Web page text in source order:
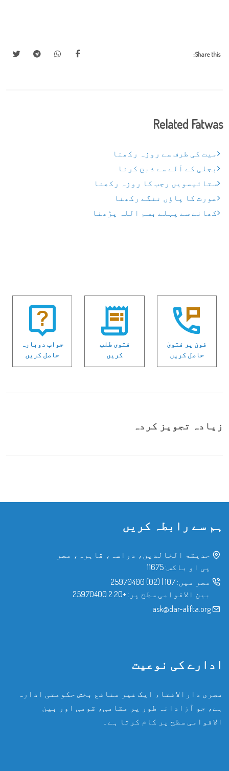
Share this:
Related Fatwas
میت کی طرف سے روزہ رکھنا
بجلی کے آلے سے ذبح کرنا
ستائیسویں رجب کا روزہ رکھنا
عورت کا پاؤں ننگے رکھنا
کھانے سے پہلے بسم اللہ پڑھنا
فون پر فتویٰ
حاصل کریں
فتوی طلب
کریں
جواب دوبارہ
حاصل کریں
زیادہ تجویز کردہ
ہم سے رابطہ کریں
حدیقۃ الخالدین، دراسہ، قاہرہ، مصر
پی او باکس: 11675
مصر میں: 107
|
(02) 25970400
بین الاقوامی سطح پر: +20 2 25970400
ask@dar-alifta.org
ادارے کی نوعیت
مصری دارالافتاء ایک غیر منافع بخش حکومتی ادارہ
ہے، جو آزادانہ طور پر مقامی، قومی اور بین
الاقوامی سطح پر کام کرتا ہے۔